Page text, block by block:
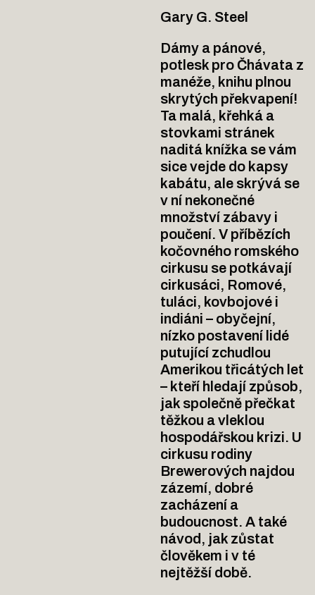
Gary G. Steel
Dámy a pánové,
potlesk pro Čhávata z
manéže, knihu plnou
skrytých překvapení!
Ta malá, křehká a
stovkami stránek
naditá knížka se vám
sice vejde do kapsy
kabátu, ale skrývá se
v ní nekonečné
množství zábavy i
poučení. V příbězích
kočovného romského
cirkusu se potkávají
cirkusáci, Romové,
tuláci, kovbojové i
indiáni – obyčejní,
nízko postavení lidé
putující zchudlou
Amerikou třicátých let
– kteří hledají způsob,
jak společně přečkat
těžkou a vleklou
hospodářskou krizi. U
cirkusu rodiny
Brewerových najdou
zázemí, dobré
zacházení a
budoucnost. A také
návod, jak zůstat
člověkem i v té
nejtěžší době.